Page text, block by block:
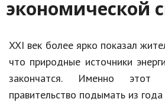
экономической
XXI век более ярко показал
что природные источники
закончатся. Именно этот
правительство подымать из